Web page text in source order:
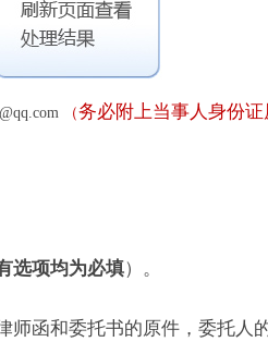
（务必附上当事人身份证
选项均为必填）。
函和委托书的原件，委托人